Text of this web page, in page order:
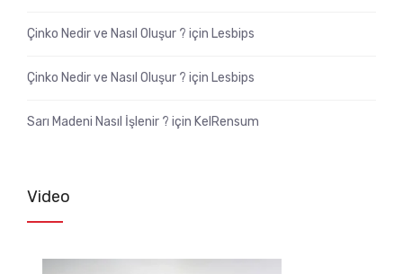
Çinko Nedir ve Nasıl Oluşur ? için Lesbips
Çinko Nedir ve Nasıl Oluşur ? için Lesbips
Sarı Madeni Nasıl İşlenir ? için KelRensum
Video